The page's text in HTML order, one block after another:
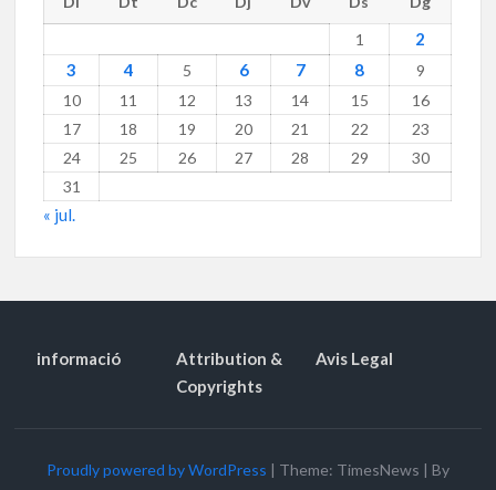
1
2
3
4 5 6 7 8
9
10
11 12 13 14 15
16
17
18 19 20 21 22
23
24
25 26 27 28 29
30
31
« jul.
informació
Attribution &
Copyrights
Avis Legal
Proudly powered by WordPress | Theme: TimesNews | By